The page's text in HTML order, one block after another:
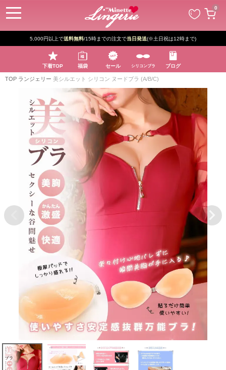
0
5,000円以上で送料無料/15時までの注文で当日発送(※土日祝は12時まで)
下着TOP 福袋 セール シリコンブラ ブログ
TOP ランジェリー 美シルエット シリコン ヌードブラ (A/B/C)
ペー
ジト